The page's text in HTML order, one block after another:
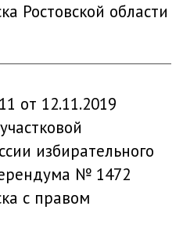
Ростовской области
от 12.11.2019
избирательного
№ 1472
с правом